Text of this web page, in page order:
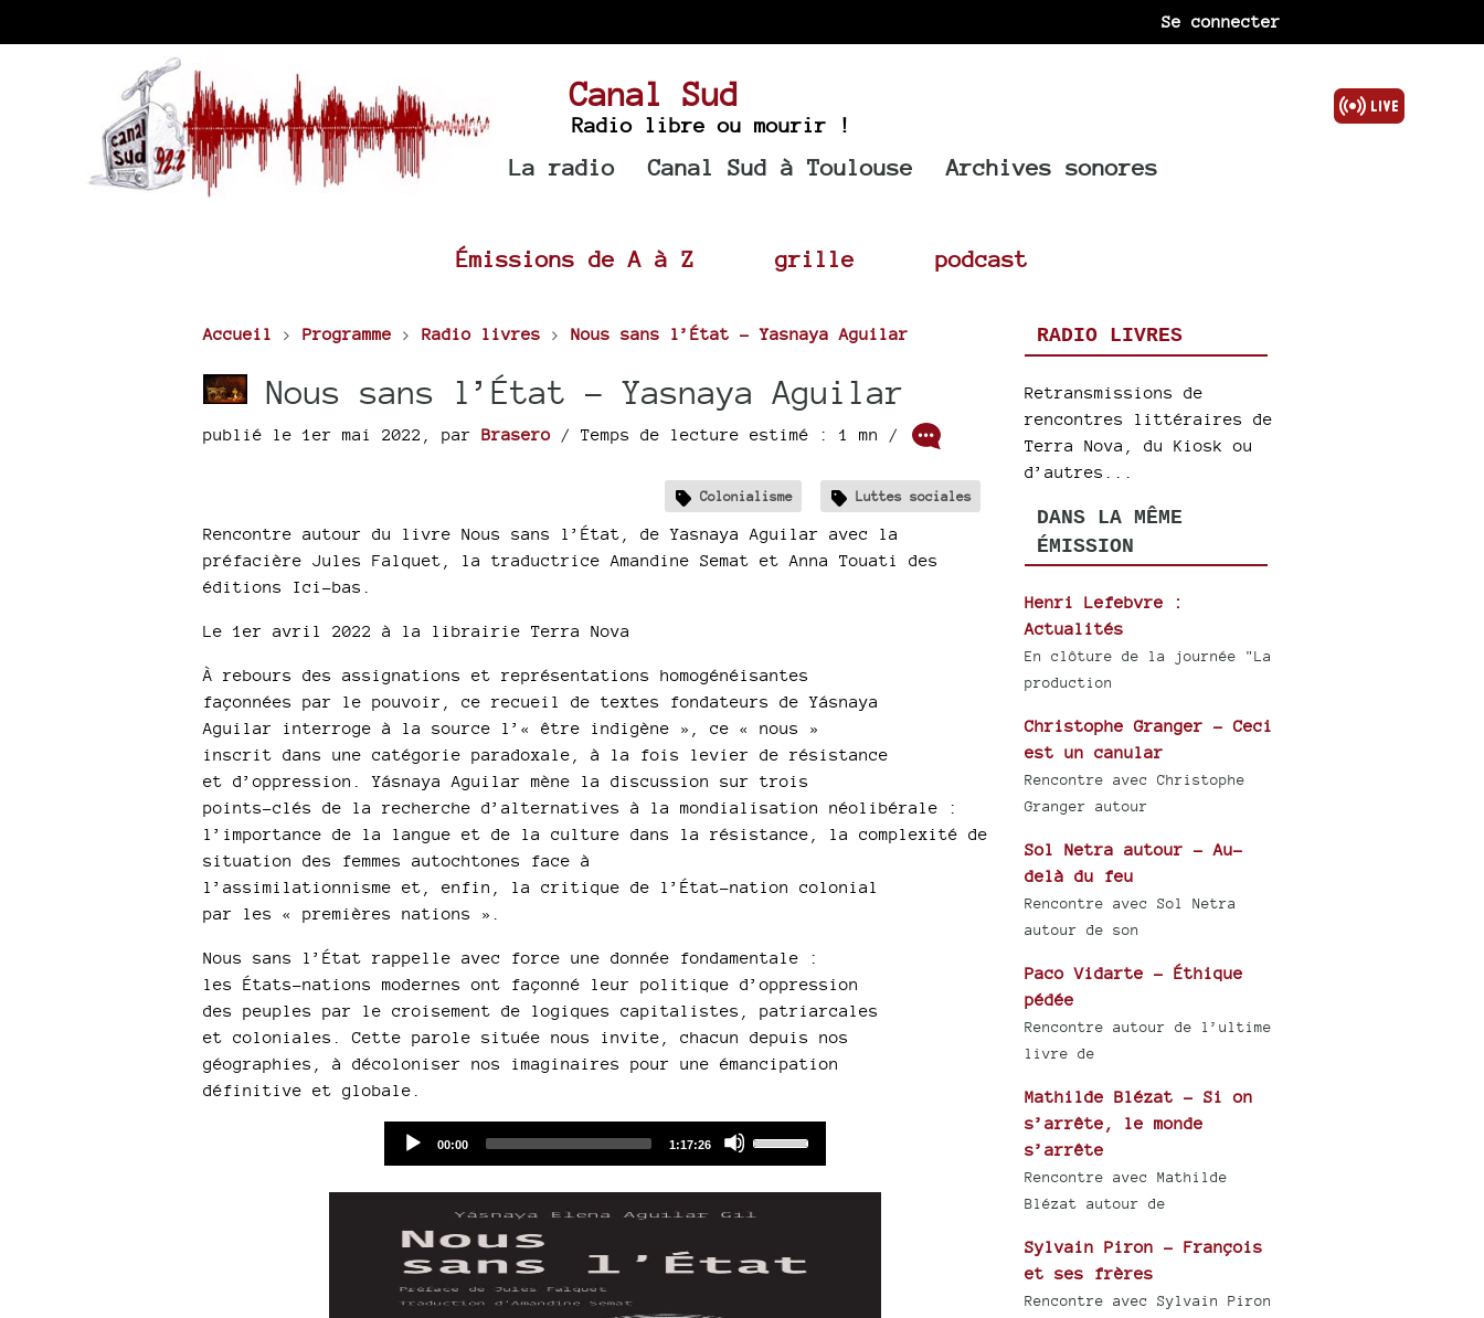
Se connecter
Canal Sud
Radio libre ou mourir !
La radio Canal Sud à Toulouse Archives sonores
Émissions de A à Z grille podcast
Accueil > Programme > Radio livres > Nous sans l’État - Yasnaya Aguilar
Nous sans l’État - Yasnaya Aguilar
publié le 1er mai 2022 par Brasero/ Temps de lecture estimé : 1 mn /
Colonialisme Luttes sociales
Rencontre autour du livre Nous sans l’État, de Yasnaya Aguilar avec la
préfacière Jules Falquet, la traductrice Amandine Semat et Anna Touati des
éditions Ici-bas.
Le 1er avril 2022 à la librairie Terra Nova
À rebours des assignations et représentations homogénéisantes
façonnées par le pouvoir, ce recueil de textes fondateurs de Yásnaya
Aguilar interroge à la source l’« être indigène », ce « nous »
inscrit dans une catégorie paradoxale, à la fois levier de résistance
et d’oppression. Yásnaya Aguilar mène la discussion sur trois
points-clés de la recherche d’alternatives à la mondialisation néolibérale :
l’importance de la langue et de la culture dans la résistance, la complexité de
situation des femmes autochtones face à
l’assimilationnisme et, enfin, la critique de l’État-nation colonial
par les « premières nations ».
Nous sans l’État rappelle avec force une donnée fondamentale :
les États-nations modernes ont façonné leur politique d’oppression
des peuples par le croisement de logiques capitalistes, patriarcales
et coloniales. Cette parole située nous invite, chacun depuis nos
géographies, à décoloniser nos imaginaires pour une émancipation
définitive et globale.
Current
00:00
Total
1:17:26
keys
increase
RADIO LIVRES
Retransmissions de
rencontres littéraires de
Terra Nova, du Kiosk ou
d’autres...
DANS LA MÊME
ÉMISSION
Henri Lefebvre :
Actualités
En clôture de la journée "La
production
Christophe Granger - Ceci
est un canular
Rencontre avec Christophe
Granger autour
Sol Netra autour - Au-
delà du feu
Rencontre avec Sol Netra
autour de son
Paco Vidarte - Éthique
pédée
Rencontre autour de l’ultime
livre de
Mathilde Blézat - Si on
s’arrête, le monde
s’arrête
Rencontre avec Mathilde
Blézat autour de
Sylvain Piron - François
et ses frères
Rencontre avec Sylvain Piron